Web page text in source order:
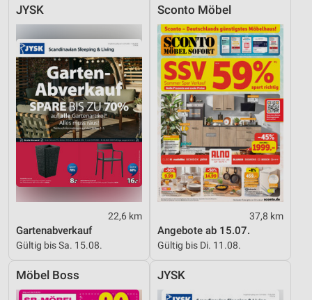
JYSK
22,6 km
Gartenabverkauf
Gültig bis Sa. 15.08.
Sconto Möbel
37,8 km
Angebote ab 15.07.
Gültig bis Di. 11.08.
Möbel Boss JYSK
IAB-Besonderheiten:
Verwendung genauer Standortdaten
Geräte anhand von aktiv angeforderten
Informationen identifizieren
Nicht-IAB-Verarbeitungszwecke:
Notwendig
Performance
Funktional